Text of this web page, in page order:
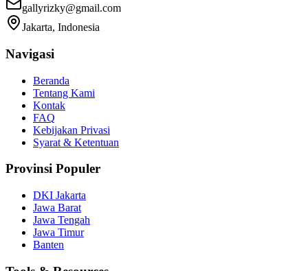
gallyrizky@gmail.com
Jakarta, Indonesia
Navigasi
Beranda
Tentang Kami
Kontak
FAQ
Kebijakan Privasi
Syarat & Ketentuan
Provinsi Populer
DKI Jakarta
Jawa Barat
Jawa Tengah
Jawa Timur
Banten